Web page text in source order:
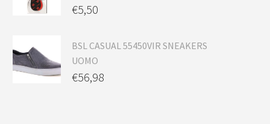
€5,50
BSL CASUAL 55450VIR SNEAKERS
UOMO
€56,98